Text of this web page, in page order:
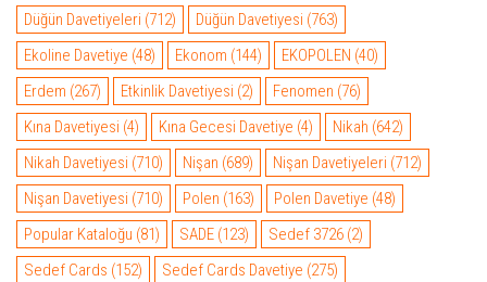
Düğün Davetiyeleri (712) Düğün Davetiyesi (763)
Ekoline Davetiye (48) Ekonom (144) EKOPOLEN (40)
Erdem (267) Etkinlik Davetiyesi (2) Fenomen (76)
Kına Davetiyesi (4) Kına Gecesi Davetiye (4) Nikah (642)
Nikah Davetiyesi (710) Nişan (689) Nişan Davetiyeleri (712)
Nişan Davetiyesi (710) Polen (163) Polen Davetiye (48)
Popular Kataloğu (81) SADE (123) Sedef 3726 (2)
Sedef Cards (152) Sedef Cards Davetiye (275)